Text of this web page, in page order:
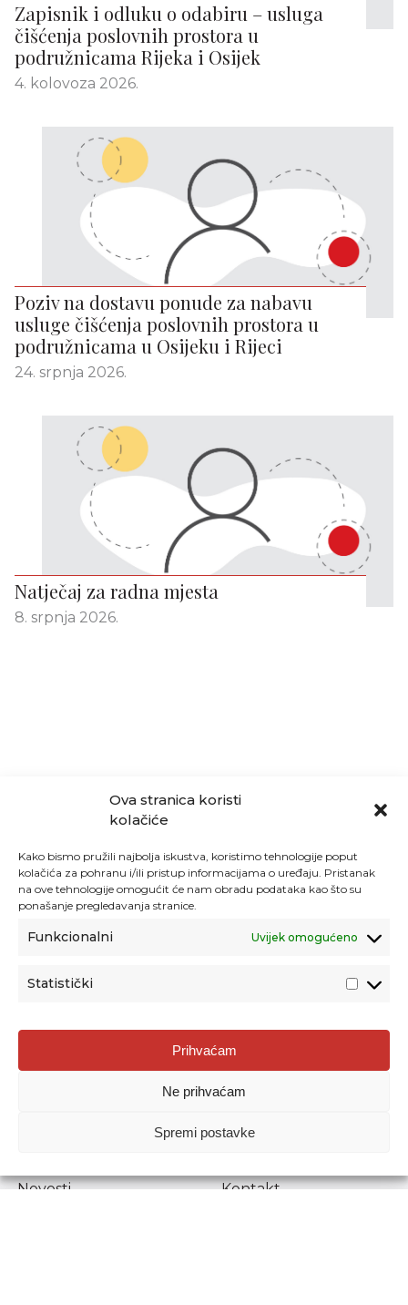
Ova stranica koristi
kolačiće
Kako bismo pružili najbolja iskustva, koristimo tehnologije poput
kolačića za pohranu i/ili pristup informacijama o uređaju. Pristanak
na ove tehnologije omogućit će nam obradu podataka kao što su
ponašanje pregledavanja stranice.
Funkcionalni Uvijek omogućeno
Statistički
Prihvaćam
Ne prihvaćam
Spremi postavke
Zapisnik i odluku o odabiru – usluga
čišćenja poslovnih prostora u
podružnicama Rijeka i Osijek
4. kolovoza 2026.
Poziv na dostavu ponude za nabavu
usluge čišćenja poslovnih prostora u
podružnicama u Osijeku i Rijeci
24. srpnja 2026.
Natječaj za radna mjesta
8. srpnja 2026.
Agencija za odgoj i obrazovanje
Donje Svetice 38, 10000 Zagreb
1778129
Prenošenje sadržaja dopušteno je uz navođenje izvora.
Novosti
Kontakt